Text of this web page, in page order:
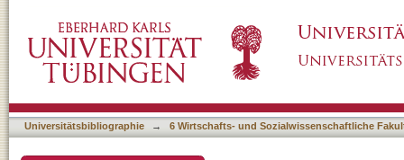
Universitätsbibliographie → 6 Wirtschafts- und Sozialwissenschaftliche